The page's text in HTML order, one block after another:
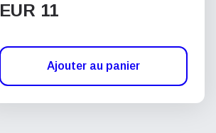
EUR 11
Ajouter au panier